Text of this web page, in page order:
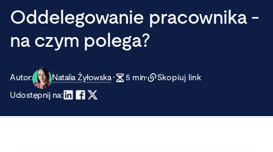
Oddelegowanie pracownika -
na czym polega?
Autor: Natalia Żyłowska 5 min
Skopiuj link
Udostępnij na: